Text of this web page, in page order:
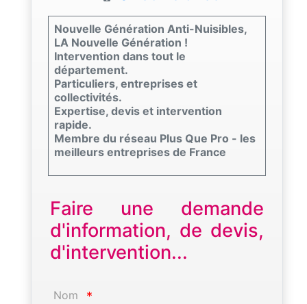
Nouvelle Génération Anti-Nuisibles,
LA Nouvelle Génération !
Intervention dans tout le
département.
Particuliers, entreprises et
collectivités.
Expertise, devis et intervention
rapide.
Membre du réseau Plus Que Pro - les
meilleurs entreprises de France
Faire une demande
d'information, de devis,
d'intervention...
Nom *